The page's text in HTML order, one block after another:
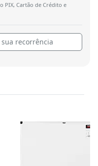
PIX, Cartão de Crédito e
recorrência